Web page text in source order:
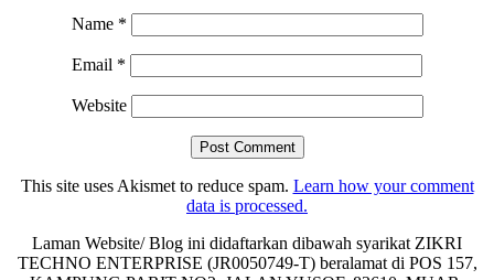
Name *
Email *
Website
This site uses Akismet to reduce spam. Learn how your comment
data is processed.
Laman Website/ Blog ini didaftarkan dibawah syarikat ZIKRI
TECHNO ENTERPRISE (JR0050749-T) beralamat di POS 157,